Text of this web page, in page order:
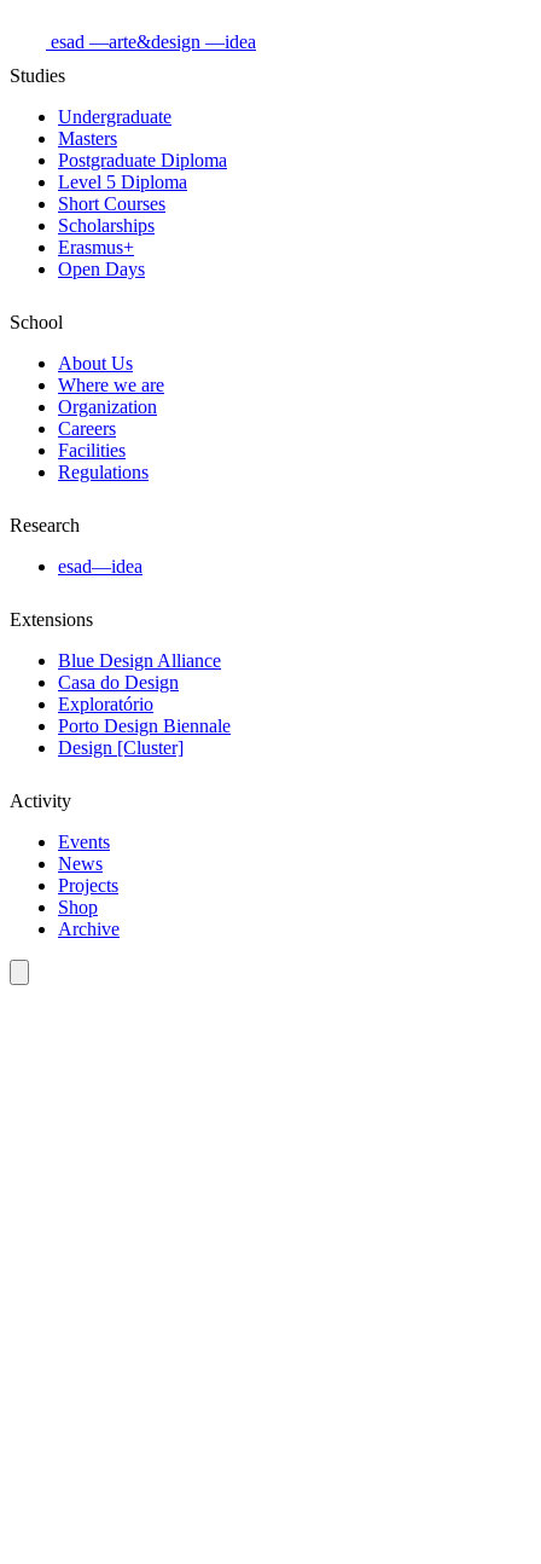
esad —arte&design —idea
Studies
Undergraduate
Masters
Postgraduate Diploma
Level 5 Diploma
Short Courses
Scholarships
Erasmus+
Open Days
School
About Us
Where we are
Organization
Careers
Facilities
Regulations
Research
esad—idea
Extensions
Blue Design Alliance
Casa do Design
Exploratório
Porto Design Biennale
Design [Cluster]
Activity
Events
News
Projects
Shop
Archive